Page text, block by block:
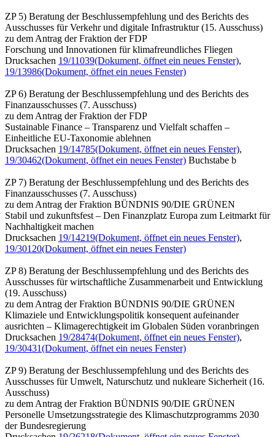
ZP 5) Beratung der Beschlussempfehlung und des Berichts des
Ausschusses für Verkehr und digitale Infrastruktur (15. Ausschuss)
zu dem Antrag der Fraktion der FDP
Forschung und Innovationen für klimafreundliches Fliegen
Drucksachen 19/11039(Dokument, öffnet ein neues Fenster),
19/13986(Dokument, öffnet ein neues Fenster)
ZP 6) Beratung der Beschlussempfehlung und des Berichts des
Finanzausschusses (7. Ausschuss)
zu dem Antrag der Fraktion der FDP
Sustainable Finance – Transparenz und Vielfalt schaffen –
Einheitliche EU-Taxonomie ablehnen
Drucksachen 19/14785(Dokument, öffnet ein neues Fenster),
19/30462(Dokument, öffnet ein neues Fenster) Buchstabe b
ZP 7) Beratung der Beschlussempfehlung und des Berichts des
Finanzausschusses (7. Ausschuss)
zu dem Antrag der Fraktion BÜNDNIS 90/DIE GRÜNEN
Stabil und zukunftsfest – Den Finanzplatz Europa zum Leitmarkt für
Nachhaltigkeit machen
Drucksachen 19/14219(Dokument, öffnet ein neues Fenster),
19/30120(Dokument, öffnet ein neues Fenster)
ZP 8) Beratung der Beschlussempfehlung und des Berichts des
Ausschusses für wirtschaftliche Zusammenarbeit und Entwicklung
(19. Ausschuss)
zu dem Antrag der Fraktion BÜNDNIS 90/DIE GRÜNEN
Klimaziele und Entwicklungspolitik konsequent aufeinander
ausrichten – Klimagerechtigkeit im Globalen Süden voranbringen
Drucksachen 19/28474(Dokument, öffnet ein neues Fenster),
19/30431(Dokument, öffnet ein neues Fenster)
ZP 9) Beratung der Beschlussempfehlung und des Berichts des
Ausschusses für Umwelt, Naturschutz und nukleare Sicherheit (16.
Ausschuss)
zu dem Antrag der Fraktion BÜNDNIS 90/DIE GRÜNEN
Personelle Umsetzungsstrategie des Klimaschutzprogramms 2030
der Bundesregierung